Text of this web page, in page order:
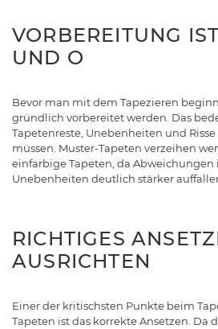
VORBEREITUNG
UND O
Bevor man mit dem Tapezieren
gründlich vorbereitet werden. Das
Tapetenreste, Unebenheiten und
müssen. Muster-Tapeten verzeihen
einfarbige Tapeten, da Abweichungen
Unebenheiten deutlich stärker
RICHTIGES
AUSRICHTEN
Einer der kritischsten Punkte beim
Tapeten ist das korrekte Ansetzen. Da